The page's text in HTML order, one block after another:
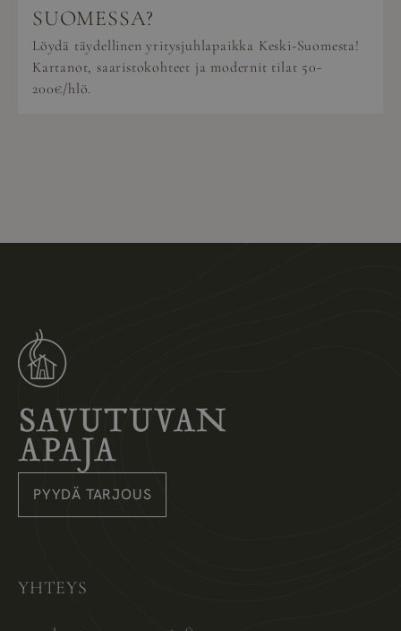
SUOMESSA?
Löydä täydellinen yritysjuhlapaikka Keski-Suomesta!
Kartanot, saaristokohteet ja modernit tilat 50-
200€/hlö.
PYYDÄ TARJOUS
YHTEYS